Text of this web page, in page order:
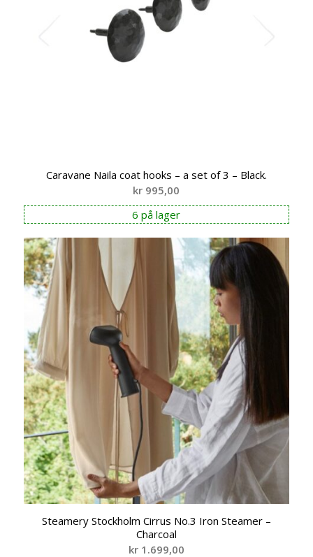
Caravane Naila coat hooks – a set of 3 – Black.
kr 995,00
6 på lager
Steamery Stockholm Cirrus No.3 Iron Steamer –
Charcoal
kr1.699,00